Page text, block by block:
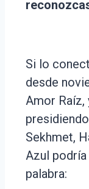
Si lo
desde
Amor Raíz,
Sekhmet,
Azul podría
palabra: